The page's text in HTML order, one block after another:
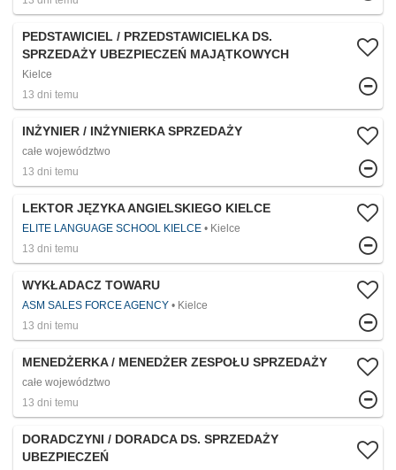
PEDSTAWICIEL / PRZEDSTAWICIELKA DS.
SPRZEDAŻY UBEZPIECZEŃ MAJĄTKOWYCH
Kielce
13 dni temu
INŻYNIER / INŻYNIERKA SPRZEDAŻY
całe województwo
13 dni temu
LEKTOR JĘZYKA ANGIELSKIEGO KIELCE
ELITE LANGUAGE SCHOOL KIELCE
Kielce
13 dni temu
WYKŁADACZ TOWARU
ASM SALES FORCE AGENCY
Kielce
13 dni temu
MENEDŻERKA / MENEDŻER ZESPOŁU SPRZEDAŻY
całe województwo
13 dni temu
DORADCZYNI / DORADCA DS. SPRZEDAŻY
UBEZPIECZEŃ